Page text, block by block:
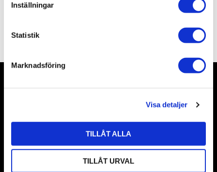
Inställningar
Statistik
Marknadsföring
Visa detaljer
TILLÅT ALLA
TILLÅT URVAL
Omdömen
Dina personuppgifter behandlas i enlighet med vår